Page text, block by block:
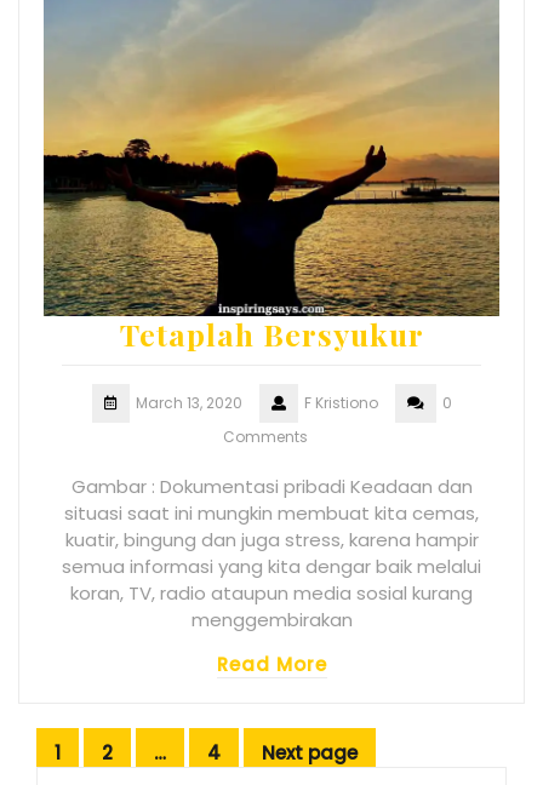
Tetaplah Bersyukur
March 13, 2020 F Kristiono
0
Comments
Gambar : Dokumentasi pribadi Keadaan dan
situasi saat ini mungkin membuat kita cemas,
kuatir, bingung dan juga stress, karena hampir
semua informasi yang kita dengar baik melalui
koran, TV, radio ataupun media sosial kurang
menggembirakan
Read More
Posts
Page
1 Page
2 … Page
4 Next page